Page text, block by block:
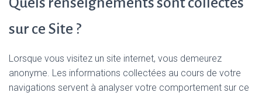
sur ce Site ?
Lorsque vous visitez un site internet, vous demeurez
anonyme. Les informations collectées au cours de votre
navigations servent à analyser votre comportement sur ce